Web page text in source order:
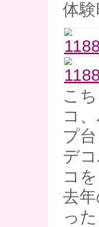
体
こ
コ
プ台
デ
コ
去
っ